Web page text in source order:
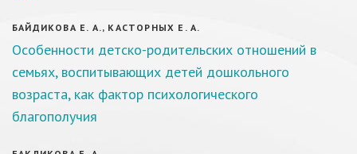
БАЙДИКОВА Е. А., КАСТОРНЫХ Е. А.
Особенности детско-родительских отношений в
семьях, воспитывающих детей дошкольного
возраста, как фактор психологического
благополучия